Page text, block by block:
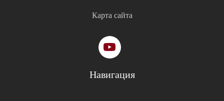
Карта сайта
Навигация